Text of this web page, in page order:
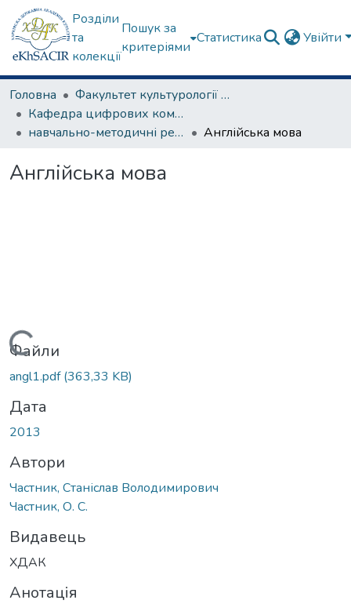
Розділи
та
колекції
Пошук за
критеріями
Статистика Увійти
Головна
Факультет культурології та соціальних комунікацій
Кафедра цифрових комунікацій та інформаційних технологій
навчально-методичні рекомендації, програми дисциплін
Англійська мова
Англійська мова
Вантажиться...
Файли
angl1.pdf(363,33 KB)
Дата
2013
Автори
Частник, Станіслав Володимирович
Частник, О. С.
Видавець
ХДАК
Анотація